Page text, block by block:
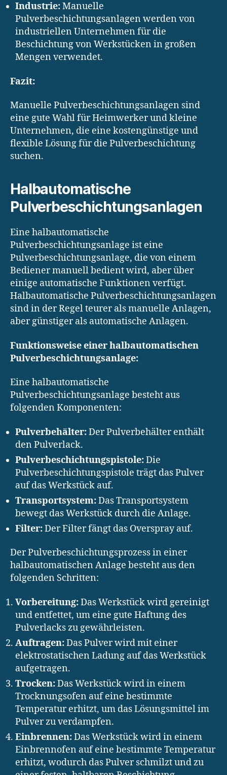
Industrie:Manuelle
Pulverbeschichtungsanlagen werden von
industriellen Unternehmen für die
Beschichtung von Werkstücken in großen
Mengen verwendet.
Fazit:
Manuelle Pulverbeschichtungsanlagen sind
eine gute Wahl für Heimwerker und kleine
Unternehmen, die eine kostengünstige und
flexible Lösung für die Pulverbeschichtung
suchen.
Halbautomatische
Pulverbeschichtungsanlagen
Eine halbautomatische
Pulverbeschichtungsanlage ist eine
Pulverbeschichtungsanlage, die von einem
Bediener manuell bedient wird, aber über
einige automatische Funktionen verfügt.
Halbautomatische Pulverbeschichtungsanlagen
sind in der Regel teurer als manuelle Anlagen,
aber günstiger als automatische Anlagen.
Funktionsweise einer halbautomatischen
Pulverbeschichtungsanlage:
Eine halbautomatische
Pulverbeschichtungsanlage besteht aus
folgenden Komponenten:
Pulverbehälter:Der Pulverbehälter enthält
den Pulverlack.
Pulverbeschichtungspistole:Die
Pulverbeschichtungspistole trägt das Pulver
auf das Werkstück auf.
Transportsystem:Das Transportsystem
bewegt das Werkstück durch die Anlage.
Filter:Der Filter fängt das Overspray auf.
Der Pulverbeschichtungsprozess in einer
halbautomatischen Anlage besteht aus den
folgenden Schritten:
Vorbereitung:Das Werkstück wird gereinigt
und entfettet, um eine gute Haftung des
Pulverlacks zu gewährleisten.
Auftragen:Das Pulver wird mit einer
elektrostatischen Ladung auf das Werkstück
aufgetragen.
Trocken:Das Werkstück wird in einem
Trocknungsofen auf eine bestimmte
Temperatur erhitzt, um das Lösungsmittel im
Pulver zu verdampfen.
Einbrennen:Das Werkstück wird in einem
Einbrennofen auf eine bestimmte Temperatur
erhitzt, wodurch das Pulver schmilzt und zu